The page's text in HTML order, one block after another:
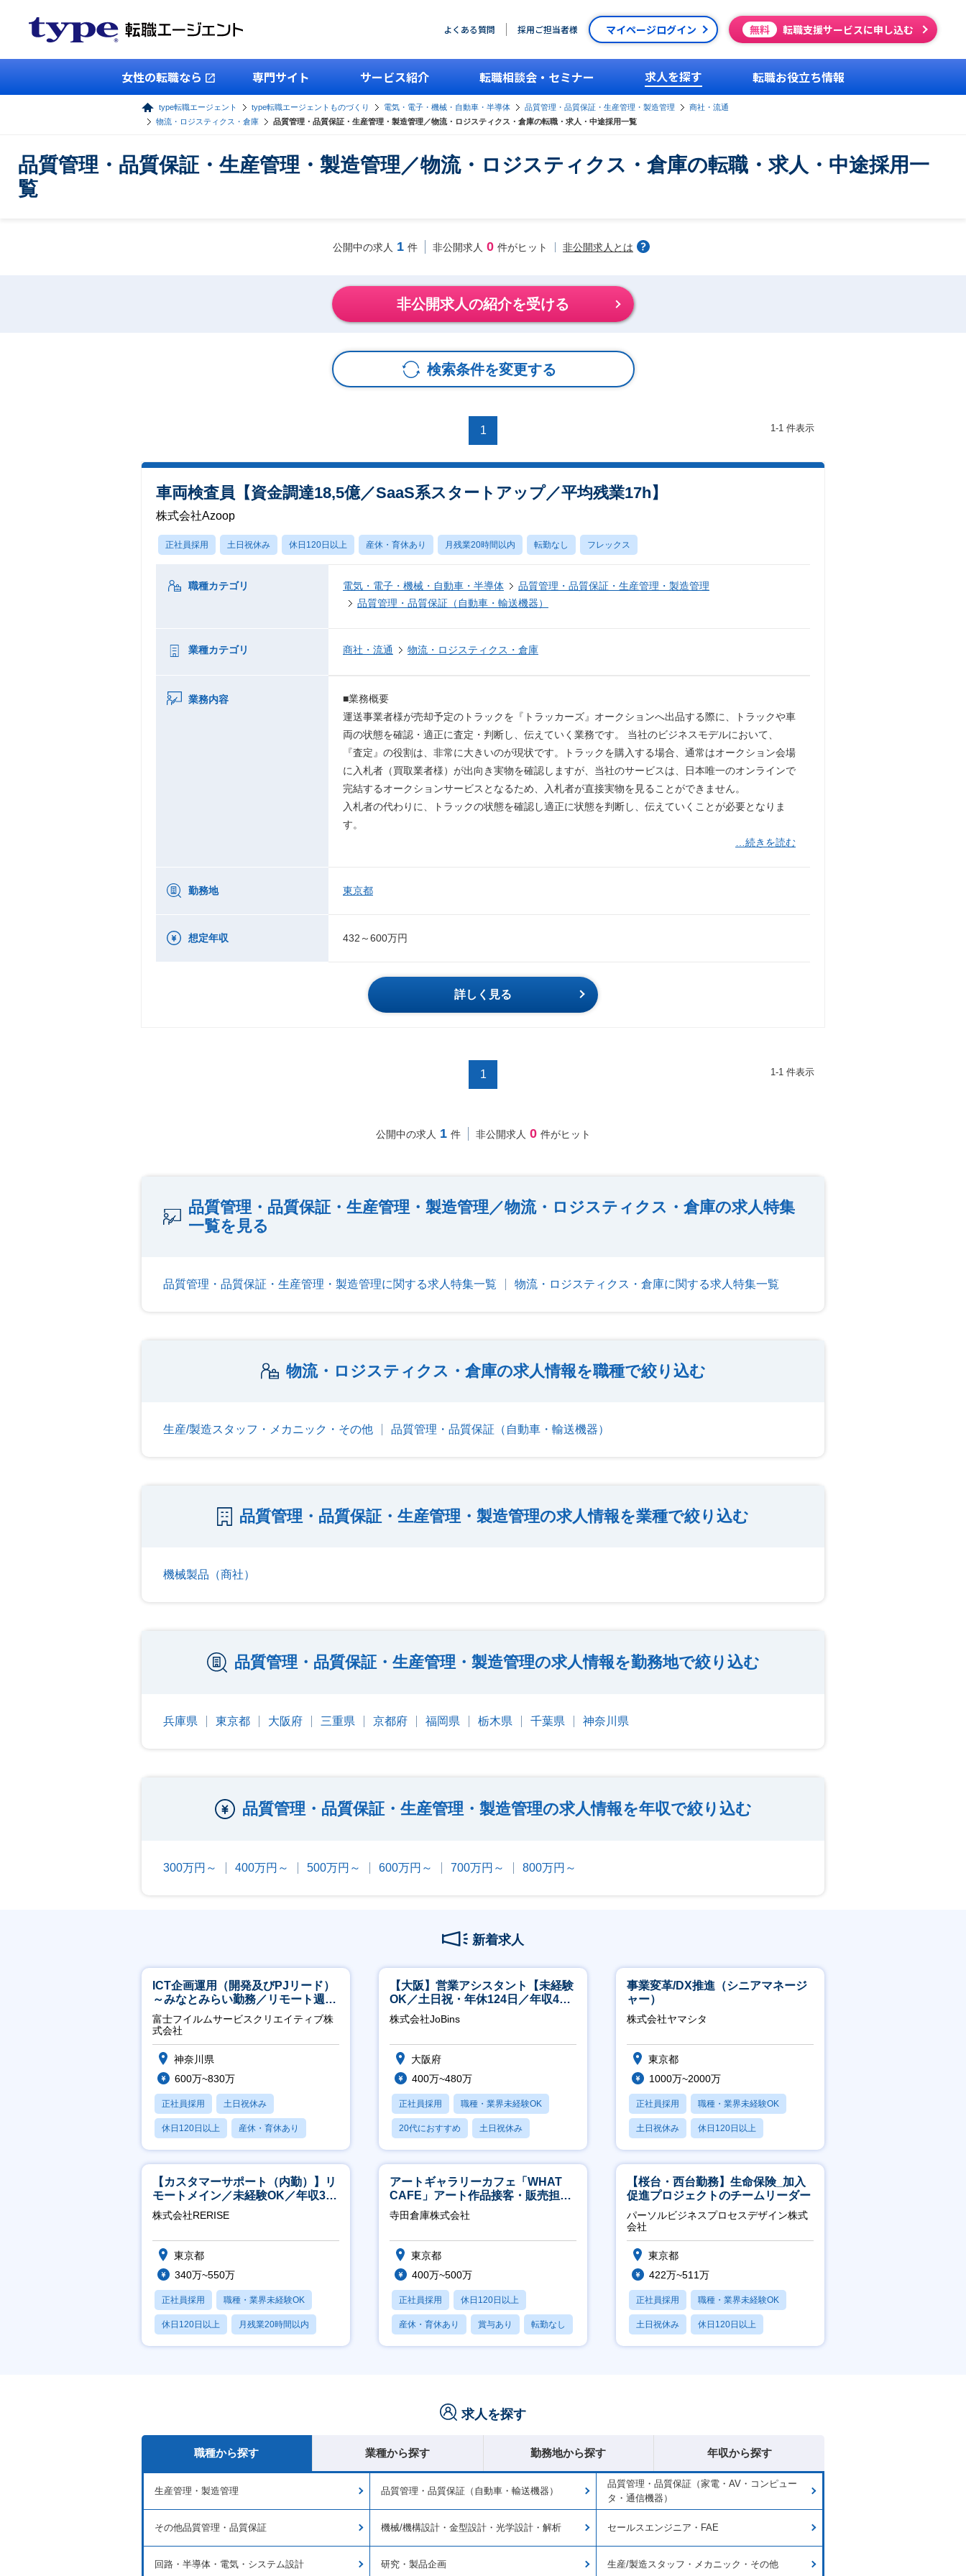
よくある質問 採用ご担当者様 マイページログイン 無料 転職支援サービスに申し込む
女性の転職なら 専門サイト サービス紹介 転職相談会・セミナー 求人を探す 転職お役立ち情報
type転職エージェント type転職エージェントものづくり 電気・電子・機械・自動車・半導体 品質管理・品質保証・生産管理・製造管理
商社・流通
物流・ロジスティクス・倉庫
品質管理・品質保証・生産管理・製造管理／物流・ロジスティクス・倉庫の転職・求人・中途採用一覧
品質管理・品質保証・生産管理・製造管理／物流・ロジスティクス・倉庫の転職・求人・中途採用一
覧
公開中の求人 1 件 非公開求人 0 件がヒット 非公開求人とは
非公開求人の紹介を受ける
検索条件を変更する
1 1-1 件表示
車両検査員【資金調達18,5億／SaaS系スタートアップ／平均残業17h】
株式会社Azoop
正社員採用 土日祝休み 休日120日以上 産休・育休あり 月残業20時間以内 転勤なし フレックス
職種カテゴリ 電気・電子・機械・自動車・半導体
品質管理・品質保証・生産管理・製造管理
品質管理・品質保証（自動車・輸送機器）
業種カテゴリ 商社・流通 物流・ロジスティクス・倉庫
業務内容
■業務概要
運送事業者様が売却予定のトラックを『トラッカーズ』オークションへ出品する際に、トラックや車
両の状態を確認・適正に査定・判断し、伝えていく業務です。 当社のビジネスモデルにおいて、
『査定』の役割は、非常に大きいのが現状です。トラックを購入する場合、通常はオークション会場
に入札者（買取業者様）が出向き実物を確認しますが、当社のサービスは、日本唯一のオンラインで
完結するオークションサービスとなるため、入札者が直接実物を見ることができません。
入札者の代わりに、トラックの状態を確認し適正に状態を判断し、伝えていくことが必要となりま
す。
…続きを読む
勤務地 東京都
想定年収 432～600万円
詳しく見る
1 1-1 件表示
公開中の求人 1 件 非公開求人 0 件がヒット
品質管理・品質保証・生産管理・製造管理／物流・ロジスティクス・倉庫の求人特集
一覧を見る
品質管理・品質保証・生産管理・製造管理に関する求人特集一覧 物流・ロジスティクス・倉庫に関する求人特集一覧
物流・ロジスティクス・倉庫の求人情報を職種で絞り込む
生産/製造スタッフ・メカニック・その他 品質管理・品質保証（自動車・輸送機器）
品質管理・品質保証・生産管理・製造管理の求人情報を業種で絞り込む
機械製品（商社）
品質管理・品質保証・生産管理・製造管理の求人情報を勤務地で絞り込む
兵庫県 東京都 大阪府 三重県 京都府 福岡県 栃木県 千葉県 神奈川県
品質管理・品質保証・生産管理・製造管理の求人情報を年収で絞り込む
300万円～ 400万円～ 500万円～ 600万円～ 700万円～ 800万円～
新着求人
ICT企画運用（開発及びPJリード）
～みなとみらい勤務／リモート週
2OK／業務改善～
富士フイルムサービスクリエイティブ株
式会社
神奈川県
600万~830万
正社員採用 土日祝休み
休日120日以上 産休・育休あり
月残業20時間以内
【大阪】営業アシスタント【未経験
OK／土日祝・年休124日／年収400
万～／転勤なし】
株式会社JoBins
大阪府
400万~480万
正社員採用 職種・業界未経験OK
20代におすすめ 土日祝休み
休日120日以上
事業変革/DX推進（シニアマネージ
ャー）
株式会社ヤマシタ
東京都
1000万~2000万
正社員採用 職種・業界未経験OK
土日祝休み 休日120日以上
産休・育休あり
【カスタマーサポート（内勤）】リ
モートメイン／未経験OK／年収340
万～／年間休日125日
株式会社RERISE
東京都
340万~550万
正社員採用 職種・業界未経験OK
休日120日以上 月残業20時間以内
賞与あり
アートギャラリーカフェ「WHAT
CAFE」アート作品接客・販売担当
※アート領域未経験可
寺田倉庫株式会社
東京都
400万~500万
正社員採用 休日120日以上
産休・育休あり 賞与あり 転勤なし
【桜台・西台勤務】生命保険_加入
促進プロジェクトのチームリーダー
パーソルビジネスプロセスデザイン株式
会社
東京都
422万~511万
正社員採用 職種・業界未経験OK
土日祝休み 休日120日以上
産休・育休あり
求人を探す
職種から探す 業種から探す 勤務地から探す 年収から探す
生産管理・製造管理 品質管理・品質保証（自動車・輸送機器）
品質管理・品質保証（家電・AV・コンピュー
タ・通信機器）
その他品質管理・品質保証 機械/機構設計・金型設計・光学設計・解析 セールスエンジニア・FAE
回路・半導体・電気・システム設計 研究・製品企画 生産/製造スタッフ・メカニック・その他